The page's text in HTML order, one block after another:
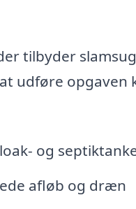
tilbyder
udføre
og
afløb og dræn